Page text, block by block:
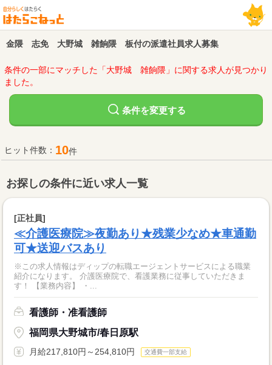
金隈 志免 大野城 雑餉隈 板付の派遣社員求人募集
条件の一部にマッチした「大野城 雑餉隈」に関する求人が見つかり
ました。
条件を変更する
ヒット件数： 10件
お探しの条件に近い求人一覧
[正社員]
≪介護医療院≫夜勤あり★残業少なめ★車通勤
可★送迎バスあり
※この求人情報はディップの転職エージェントサービスによる職業
紹介になります。 介護医療院で、看護業務に従事していただきま
す！ 【業務内容】 ・...
看護師・准看護師
福岡県大野城市/春日原駅
月給217,810円～254,810円 交通費一部支給